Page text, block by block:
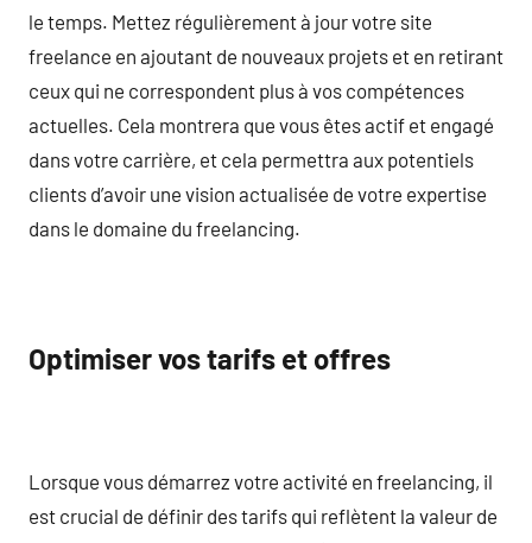
le temps. Mettez régulièrement à jour votre site
freelance en ajoutant de nouveaux projets et en retirant
ceux qui ne correspondent plus à vos compétences
actuelles. Cela montrera que vous êtes actif et engagé
dans votre carrière, et cela permettra aux potentiels
clients d’avoir une vision actualisée de votre expertise
dans le domaine du freelancing.
Optimiser vos tarifs et offres
Lorsque vous démarrez votre activité en freelancing, il
est crucial de définir des tarifs qui reflètent la valeur de